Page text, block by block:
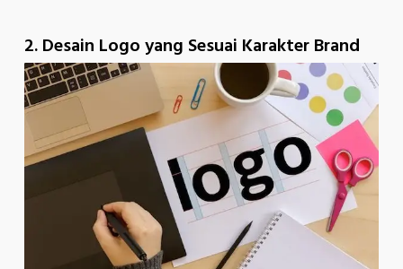
2. Desain Logo yang Sesuai Karakter Brand